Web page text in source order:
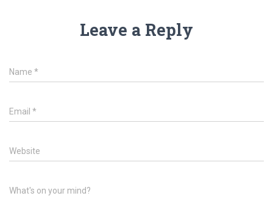
Leave a Reply
Name *
Email *
Website
What's on your mind?